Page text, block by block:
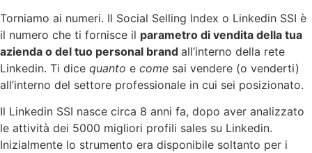
Torniamo ai numeri. Il Social Selling Index o Linkedin SSI è
il numero che ti fornisce il parametro di vendita della tua
azienda o del tuo personal brand all’interno della rete
Linkedin. Ti dice quanto e come sai vendere (o venderti)
all’interno del settore professionale in cui sei posizionato.
Il Linkedin SSI nasce circa 8 anni fa, dopo aver analizzato
le attività dei 5000 migliori profili sales su Linkedin.
Inizialmente lo strumento era disponibile soltanto per i